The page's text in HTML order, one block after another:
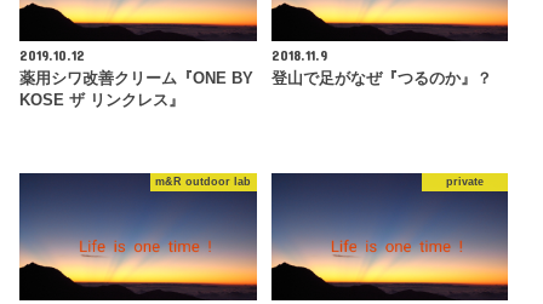
2019.10.12
薬用シワ改善クリーム『ONE BY
KOSE ザ リンクレス』
2018.11.9
登山で足がなぜ『つるのか』？
m&R outdoor lab private